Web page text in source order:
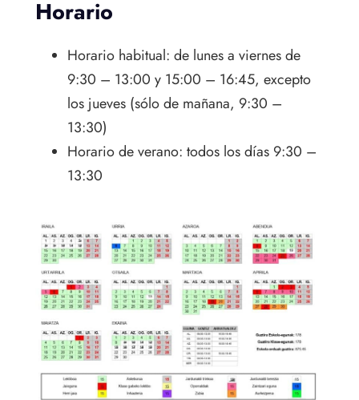
Horario
Horario habitual: de lunes a viernes de
9:30 – 13:00 y 15:00 – 16:45, excepto
los jueves (sólo de mañana, 9:30 –
13:30)
Horario de verano: todos los días 9:30 –
13:30